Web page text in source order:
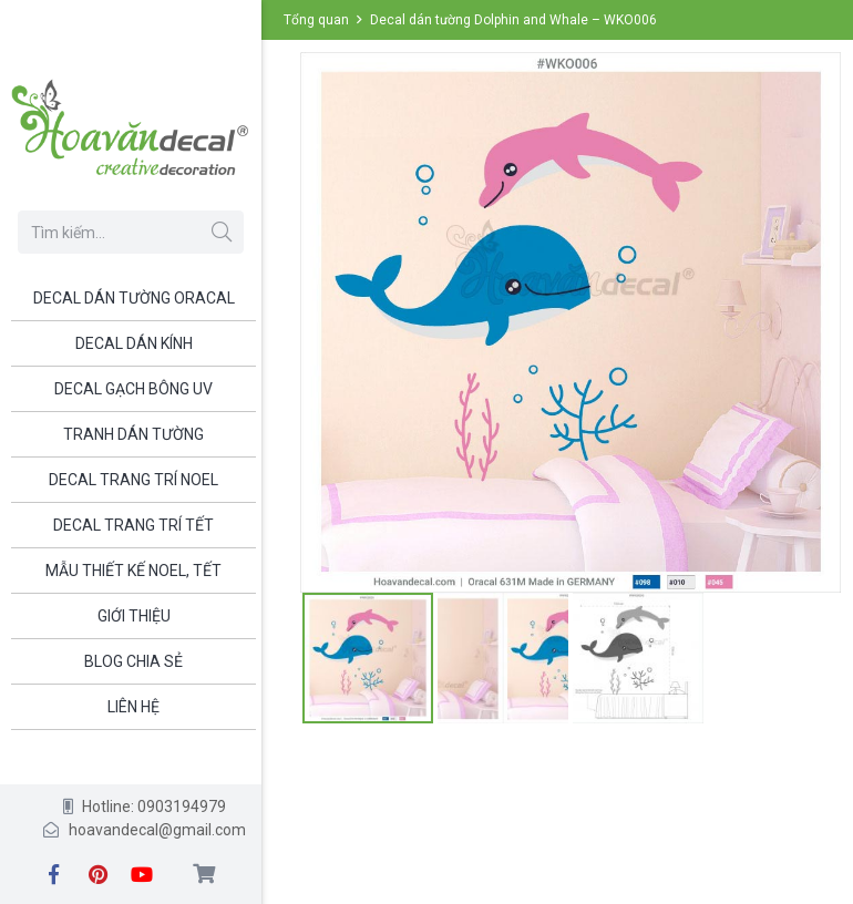
DECAL DÁN TƯỜNG ORACAL
DECAL DÁN KÍNH
DECAL GẠCH BÔNG UV
TRANH DÁN TƯỜNG
DECAL TRANG TRÍ NOEL
DECAL TRANG TRÍ TẾT
MẪU THIẾT KẾ NOEL, TẾT
GIỚI THIỆU
BLOG CHIA SẺ
LIÊN HỆ
Hotline: 0903194979
hoavandecal@gmail.com
Tổng quan Decal dán tường Dolphin and Whale – WKO006